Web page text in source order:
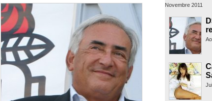
Novembre 2011